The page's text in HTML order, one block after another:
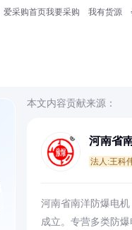
爱采购首页我要采购 我有货源
本文内容贡献来源：
河南省
法人:王科
河南省南洋防爆电
成立。专营多类防爆